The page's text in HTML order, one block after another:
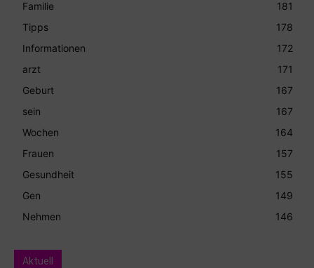
Familie
181
Tipps
178
Informationen
172
arzt
171
Geburt
167
sein
167
Wochen
164
Frauen
157
Gesundheit
155
Gen
149
Nehmen
146
Aktuell